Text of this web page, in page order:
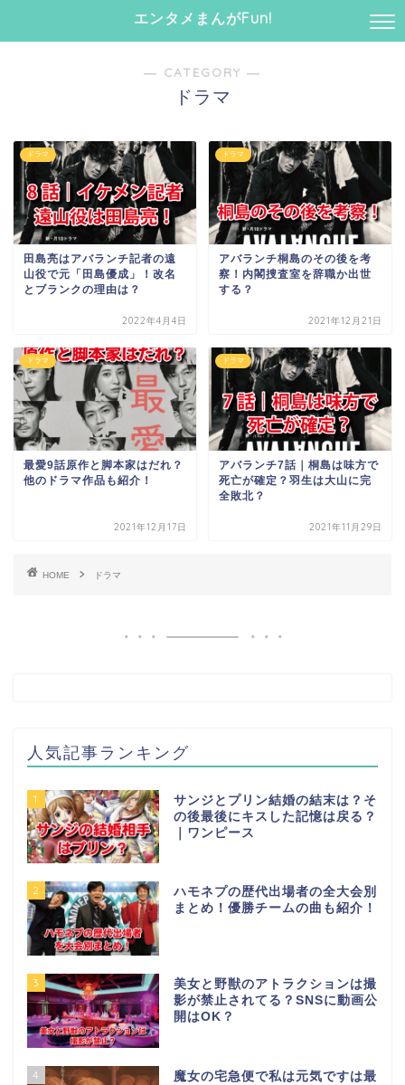
エンタメまんがFun!
― CATEGORY ―
ドラマ
ドラマ
田島亮はアバランチ記者の遠
山役で元「田島優成」！改名
とブランクの理由は？
2022年4月4日
ドラマ
アバランチ桐島のその後を考
察！内閣捜査室を辞職か出世
する？
2021年12月21日
ドラマ
最愛9話原作と脚本家はだれ？
他のドラマ作品も紹介！
2021年12月17日
ドラマ
アバランチ7話｜桐島は味方で
死亡が確定？羽生は大山に完
全敗北？
2021年11月29日
HOME ドラマ
人気記事ランキング
1
サンジとプリン結婚の結末は？そ
の後最後にキスした記憶は戻る？
｜ワンピース
2
ハモネプの歴代出場者の全大会別
まとめ！優勝チームの曲も紹介！
3
美女と野獣のアトラクションは撮
影が禁止されてる？SNSに動画公
開はOK？
4
魔女の宅急便で私は元気ですは最